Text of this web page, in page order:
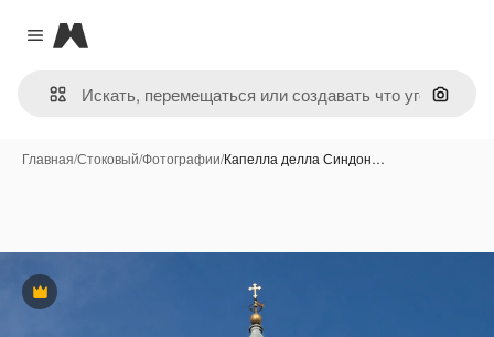
Close menu
Magnific
Поиск
Главная/Стоковый/Фотографии/Капелла делла Синдон…
Премиум